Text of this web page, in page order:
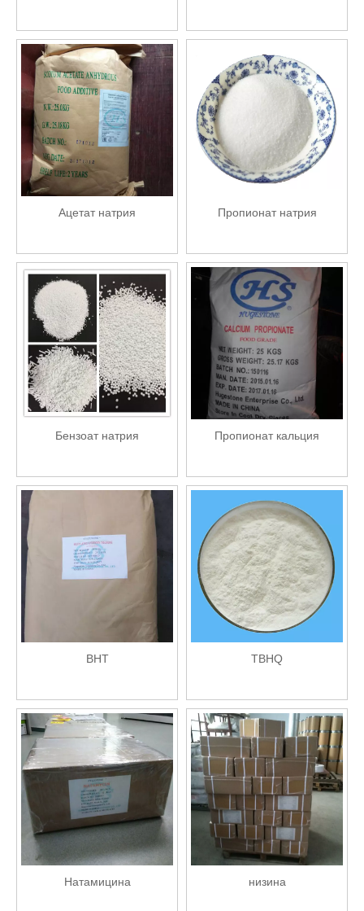
Ацетат натрия Пропионат натрия
Бензоат натрия Пропионат кальция
BHT TBHQ
Натамицина низина